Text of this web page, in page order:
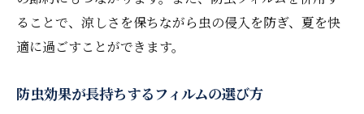
ることで、涼しさを保ちながら虫の侵入を防ぎ、夏を快
適に過ごすことができます。
防虫効果が長持ちするフィルムの選び方